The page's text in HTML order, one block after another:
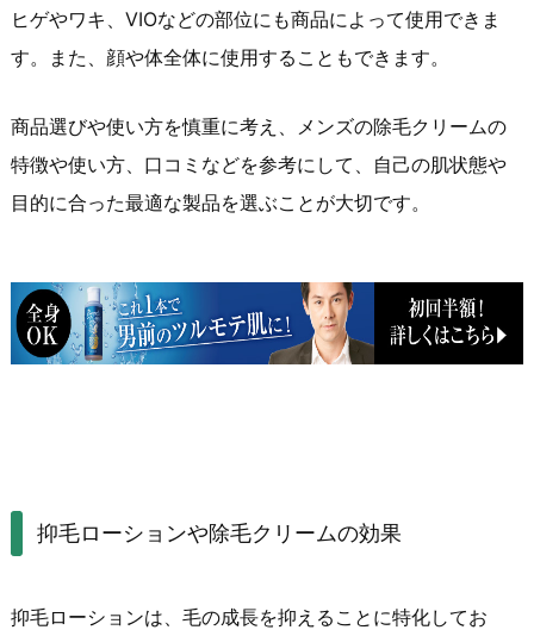
ヒゲやワキ、VIOなどの部位にも商品によって使用できま
す。また、顔や体全体に使用することもできます。
商品選びや使い方を慎重に考え、メンズの除毛クリームの
特徴や使い方、口コミなどを参考にして、自己の肌状態や
目的に合った最適な製品を選ぶことが大切です。
抑毛ローションや除毛クリームの効果
抑毛ローションは、毛の成長を抑えることに特化してお